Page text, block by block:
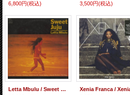
6,800円(税込)
3,500円(税込)
Letta Mbulu / Sweet Juju
Xenia Franca /